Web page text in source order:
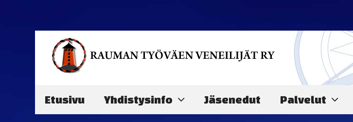
Etusivu Yhdistysinfo Jäsenedut Palvelut